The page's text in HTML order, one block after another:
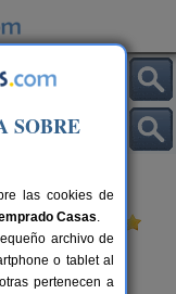
SOBRE
las cookies de
Casas.
archivo de
o tablet al
pertenecen a